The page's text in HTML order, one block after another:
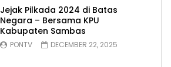
Jejak Pilkada 2024 di Batas
Negara – Bersama KPU
Kabupaten Sambas
PONTV DECEMBER 22, 2025